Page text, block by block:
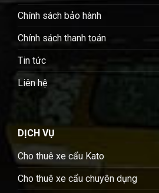
Chính sách bảo hành
Chính sách thanh toán
Tin tức
Liên hệ
DỊCH VỤ
Cho thuê xe cẩu Kato
Cho thuê xe cẩu chuyên dụng